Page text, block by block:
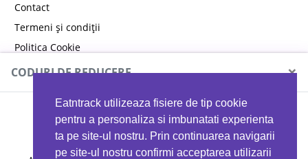
Eatntrack utilizeaza fisiere de tip cookie
pentru a personaliza si imbunatati experienta
ta pe site-ul nostru. Prin continuarea navigarii
pe site-ul nostru confirmi acceptarea utilizarii
Contact
Termeni și condiții
Politica Cookie
Politica de confidențialitate
CODURI DE REDUCERE ×
MYPROTEIN